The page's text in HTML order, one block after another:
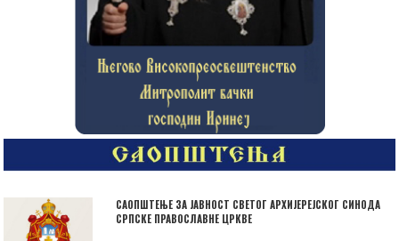
САОПШТЕЊЕ ЗА ЈАВНОСТ СВЕТОГ АРХИЈЕРЕЈСКОГ СИНОДА
СРПСКЕ ПРАВОСЛАВНЕ ЦРКВЕ